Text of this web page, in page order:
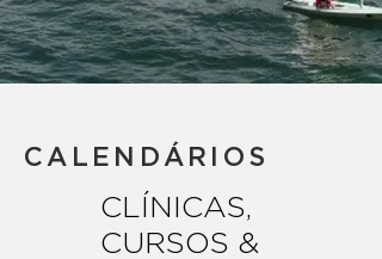
CALENDÁRIOS
CLÍNICAS,
CURSOS &